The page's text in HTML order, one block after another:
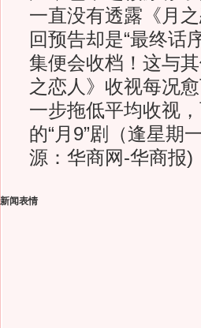
一直没有透露《月
回预告却是“最终话
集便会收档！这与
之恋人》收视每况
一步拖低平均收视
的“月9”剧（逢星期
源：华商网-华商报)
新闻表情